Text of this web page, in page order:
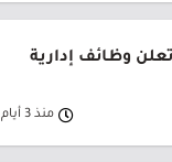
وظائف إدارية
منذ 3 أيام